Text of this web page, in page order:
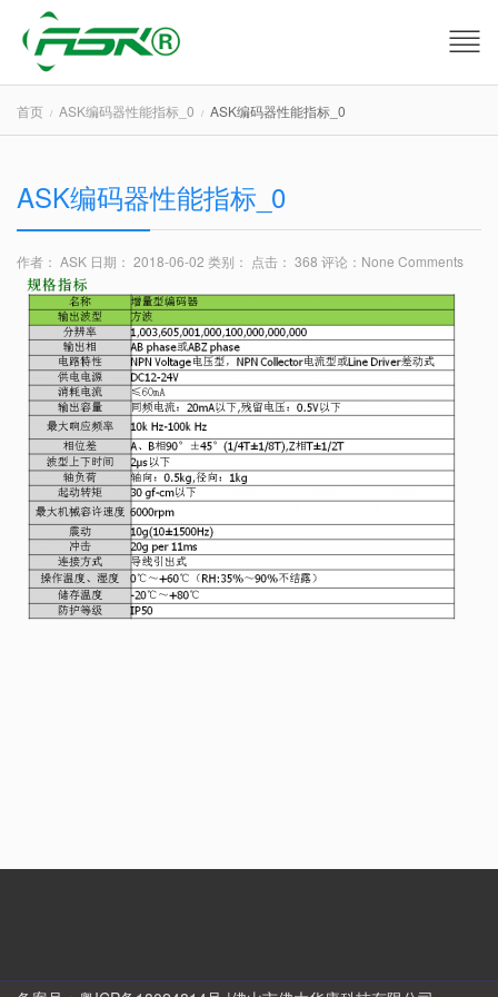
首页 ASK编码器性能指标_0 ASK编码器性能指标_0
ASK编码器性能指标_0
作者： ASK 日期： 2018-06-02 类别： 点击： 368 评论： None Comments